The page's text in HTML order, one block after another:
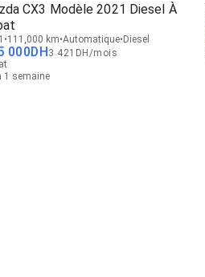
CX3 Modèle 2021 Diesel À
111,000 km Automatique Diesel
000DH3 421 DH /mois
1 semaine